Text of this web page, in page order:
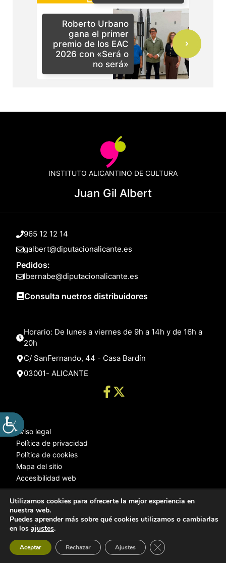
Roberto Urbano
gana el primer
premio de los EAC
2026 con «Será o
no será»
INSTITUTO ALICANTINO DE CULTURA
Juan Gil Albert
965 12 12 14
galbert@diputacionalicante.es
Pedidos:
lbernabe@diputacionalicante.es
Consulta nuetros distribuidores
Horario: De lunes a viernes de 9h a 14h y de 16h a
20h
C/ SanFernando, 44 - Casa Bardín
03001- ALICANTE
Aviso legal
Política de privacidad
Política de cookies
Mapa del sitio
Accesibilidad web
© 2025 Web desarrollada por el Servicio de Informática de Diputación
Utilizamos cookies para ofrecerte la mejor experiencia en
nuestra web.
Puedes aprender más sobre qué cookies utilizamos o cambiarlas
en los ajustes.
Aceptar Rechazar Ajustes Cerrar el banner de